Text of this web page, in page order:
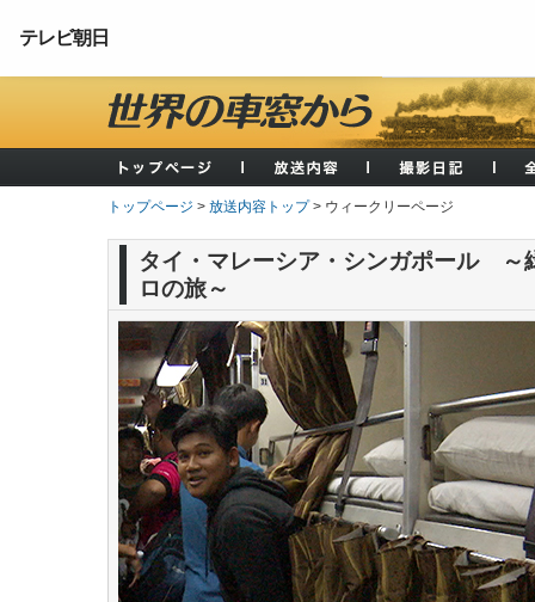
テレビ朝日
トップページ > 放送内容トップ> ウィークリーページ
タイ・マレーシア・シンガポール ～
ロの旅～